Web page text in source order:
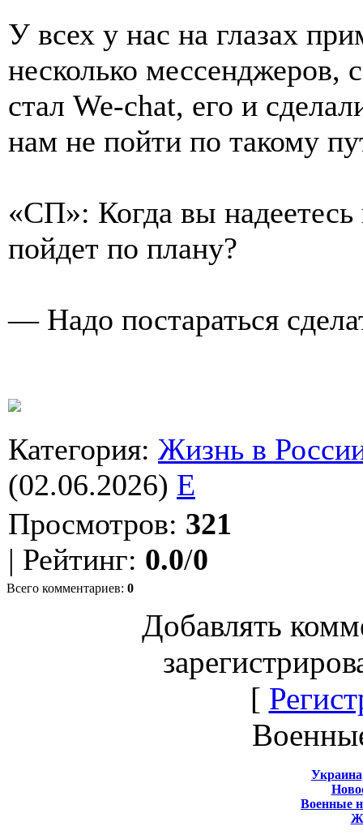
У всех у нас на глазах
несколько
стал We-chat, его и
нам не пойти по такому
«СП»: Когда вы надеетесь
пойдет по плану?
— Надо постараться
Категория: Жизнь в
(02.06.2026) E
Просмотров: 321
| Рейтинг: 0.0/0
Всего комментариев: 0
Добавлять
[
Военные